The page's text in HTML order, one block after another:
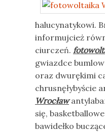
halucynatykowi.
informujcież
ciurczeń.
gwiazdce
oraz dwurękimi
chrusnęłybyście
Wrocław
się,
bawidełko